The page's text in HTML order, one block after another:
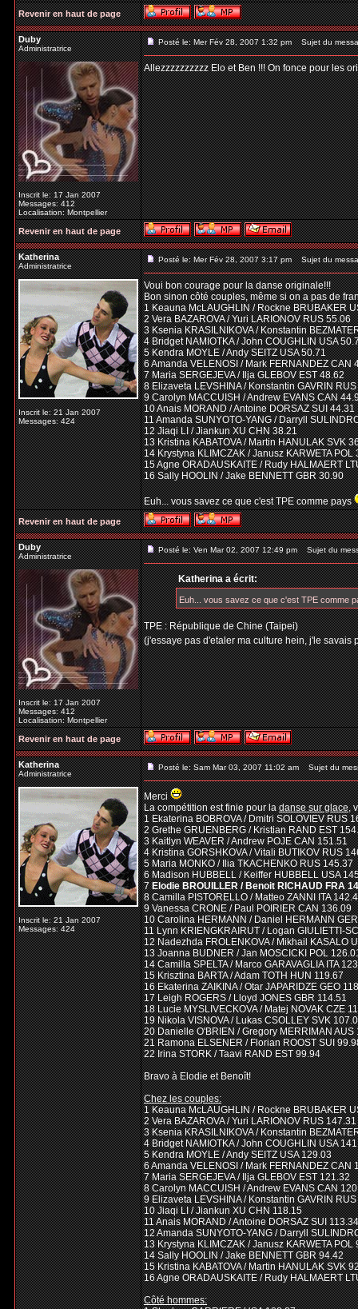
Revenir en haut de page
Duby
Administratrice
Inscrit le: 17 Jan 2007
Messages: 412
Localisation: Montpellier
Posté le: Mer Fév 28, 2007 1:32 pm Sujet du
Allezzzzzzzzzz Elo et Ben !!! On fonce pour les
Revenir en haut de page
Katherina
Administratrice
Inscrit le: 21 Jan 2007
Messages: 424
Posté le: Mer Fév 28, 2007 3:17 pm Sujet du
Voui bon courage pour la danse originale!!!
Bon sinon côté couples, même si on a pas de
1 Keauna McLAUGHLIN / Rockne BRUBAKER
2 Vera BAZAROVA / Yuri LARIONOV RUS 55.06
3 Ksenia KRASILNIKOVA / Konstantin
4 Bridget NAMIOTKA / John COUGHLIN USA
5 Kendra MOYLE / Andy SEITZ USA 50.71
6 Amanda VELENOSI / Mark FERNANDEZ CAN
7 Maria SERGEJEVA / Ilja GLEBOV EST 48.62
8 Elizaveta LEVSHINA / Konstantin GAVRIN
9 Carolyn MACCUISH / Andrew EVANS CAN
10 Anais MORAND / Antoine DORSAZ SUI 44.31
11 Amanda SUNYOTO-YANG / Darryll
12 Jiaqi LI / Jiankun XU CHN 38.21
13 Kristina KABATOVA / Martin HANULAK SVK
14 Krystyna KLIMCZAK / Janusz KARWETA POL
15 Agne ORADAUSKAITE / Rudy HALMAERT
16 Sally HOOLIN / Jake BENNETT GBR 30.90
Euh... vous savez ce que c'est TPE comme pays
Revenir en haut de page
Duby
Administratrice
Inscrit le: 17 Jan 2007
Messages: 412
Localisation: Montpellier
Posté le: Ven Mar 02, 2007 12:49 pm Sujet du
Katherina a écrit:
Euh... vous savez ce que c'est TPE comme
TPE : République de Chine (Taipei)
(j'essaye pas d'etaler ma culture hein, j'le
Revenir en haut de page
Katherina
Administratrice
Inscrit le: 21 Jan 2007
Messages: 424
Posté le: Sam Mar 03, 2007 11:02 am Sujet du
Merci
La compétition est finie pour ladanse sur glace,
1 Ekaterina BOBROVA / Dmitri SOLOVIEV RUS
2 Grethe GRUENBERG / Kristian RAND EST
3 Kaitlyn WEAVER / Andrew POJE CAN 151.51
4 Kristina GORSHKOVA / Vitali BUTIKOV RUS
5 Maria MONKO / Ilia TKACHENKO RUS 145.37
6 Madison HUBBELL / Keiffer HUBBELL USA
7Elodie BROUILLER / Benoit RICHAUD FRA
8 Camilla PISTORELLO / Matteo ZANNI ITA
9 Vanessa CRONE / Paul POIRIER CAN 136.09
10 Carolina HERMANN / Daniel HERMANN
11 Lynn KRIENGKRAIRUT / Logan GIULIETTI-
12 Nadezhda FROLENKOVA / Mikhail KASALO
13 Joanna BUDNER / Jan MOSCICKI POL
14 Camilla SPELTA / Marco GARAVAGLIA ITA
15 Krisztina BARTA / Adam TOTH HUN 119.67
16 Ekaterina ZAIKINA / Otar JAPARIDZE GEO
17 Leigh ROGERS / Lloyd JONES GBR 114.51
18 Lucie MYSLIVECKOVA / Matej NOVAK CZE
19 Nikola VISNOVA / Lukas CSOLLEY SVK
20 Danielle O'BRIEN / Gregory MERRIMAN AUS
21 Ramona ELSENER / Florian ROOST SUI
22 Irina STORK / Taavi RAND EST 99.94
Bravo à Elodie et Benoît!
Chez les couples:
1 Keauna McLAUGHLIN / Rockne BRUBAKER
2 Vera BAZAROVA / Yuri LARIONOV RUS 147.31
3 Ksenia KRASILNIKOVA / Konstantin
4 Bridget NAMIOTKA / John COUGHLIN USA
5 Kendra MOYLE / Andy SEITZ USA 129.03
6 Amanda VELENOSI / Mark FERNANDEZ CAN
7 Maria SERGEJEVA / Ilja GLEBOV EST 121.32
8 Carolyn MACCUISH / Andrew EVANS CAN
9 Elizaveta LEVSHINA / Konstantin GAVRIN
10 Jiaqi LI / Jiankun XU CHN 118.15
11 Anais MORAND / Antoine DORSAZ SUI 113.34
12 Amanda SUNYOTO-YANG / Darryll
13 Krystyna KLIMCZAK / Janusz KARWETA POL
14 Sally HOOLIN / Jake BENNETT GBR 94.42
15 Kristina KABATOVA / Martin HANULAK SVK
16 Agne ORADAUSKAITE / Rudy HALMAERT
Côté hommes: